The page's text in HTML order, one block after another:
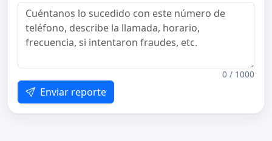
0 / 1000
Enviar reporte